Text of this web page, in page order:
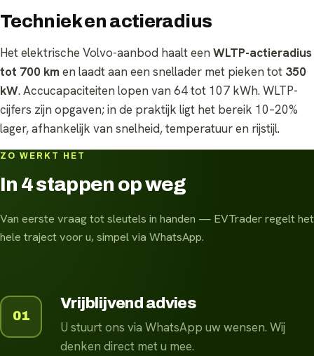
Techniek en actieradius
Het elektrische Volvo-aanbod haalt een WLTP-actieradius
tot 700 km en laadt aan een snellader met pieken tot 350
kW. Accucapaciteiten lopen van 64 tot 107 kWh. WLTP-
cijfers zijn opgaven; in de praktijk ligt het bereik 10–20%
lager, afhankelijk van snelheid, temperatuur en rijstijl.
ZO WERKT HET
In 4 stappen op weg
Van eerste vraag tot sleutels in handen — EVTrader regelt het
hele traject voor u, simpel via WhatsApp.
01
Vrijblijvend advies
U stuurt ons via WhatsApp uw wensen. Wij
denken direct met u mee.